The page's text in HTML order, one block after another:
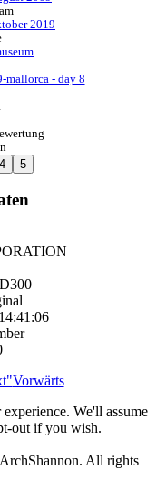
2019
mallorca - day 8
Vorwärts
We'll assume
out if you wish.
All rights